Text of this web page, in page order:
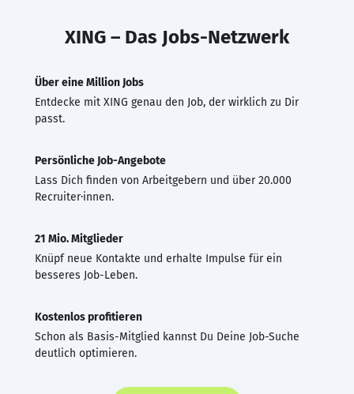
XING – Das Jobs-Netzwerk
Über eine Million Jobs
Entdecke mit XING genau den Job, der wirklich zu Dir
passt.
Persönliche Job-Angebote
Lass Dich finden von Arbeitgebern und über 20.000
Recruiter·innen.
21 Mio. Mitglieder
Knüpf neue Kontakte und erhalte Impulse für ein
besseres Job-Leben.
Kostenlos profitieren
Schon als Basis-Mitglied kannst Du Deine Job-Suche
deutlich optimieren.